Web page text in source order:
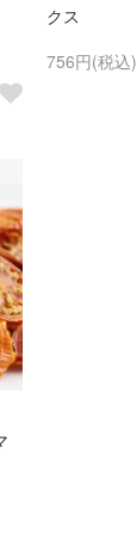
クス
756円(税込)